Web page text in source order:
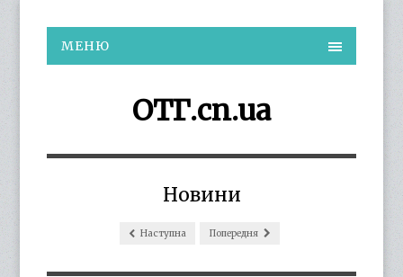
МЕНЮ
ОТГ.cn.ua
Новини
Наступна Попередня